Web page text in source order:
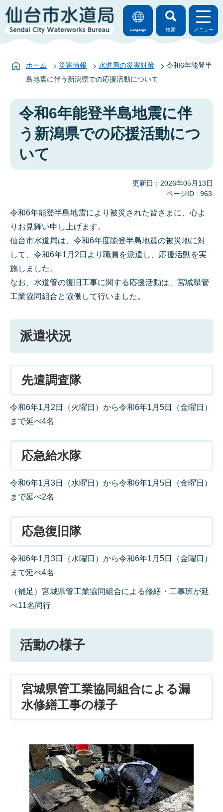
Language 検索 メニュー
ホーム 災害情報 水道局の災害対策
令和6年能登半
島地震に伴う新潟県での応援活動について
令和6年能登半島地震に伴
う新潟県での応援活動につ
いて
更新日：2026年05月13日
ページID : 963
令和6年能登半島地震により被災された皆さまに、心よ
りお見舞い申し上げます。
仙台市水道局は、令和6年度能登半島地震の被災地に対
して、令和6年1月2日より職員を派遣し、応援活動を実
施しました。
なお、水道管の復旧工事に関する応援活動は、宮城県管
工業協同組合と協働して行いました。
派遣状況
先遣調査隊
令和6年1月2日（火曜日）から令和6年1月5日（金曜日）
まで延べ4名
応急給水隊
令和6年1月3日（水曜日）から令和6年1月5日（金曜日）
まで延べ2名
応急復旧隊
令和6年1月3日（水曜日）から令和6年1月5日（金曜日）
まで延べ4名
（補足）宮城県管工業協同組合による修繕・工事班が延
べ11名同行
活動の様子
宮城県管工業協同組合による漏
水修繕工事の様子